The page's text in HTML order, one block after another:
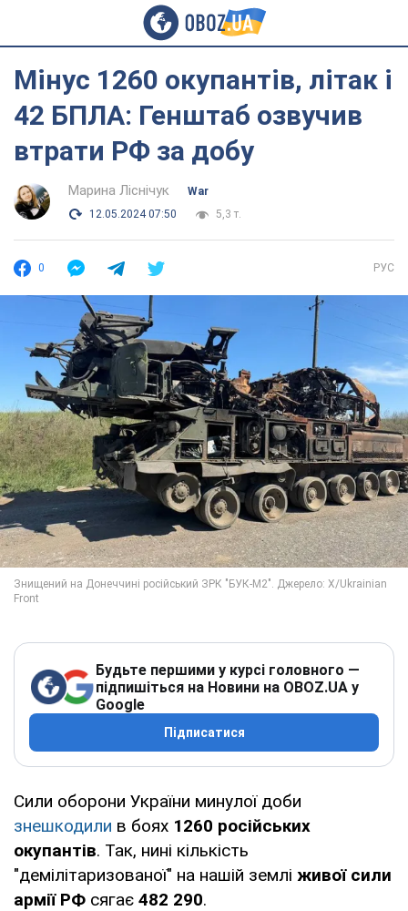
Мінус 1260 окупантів, літак і
42 БПЛА: Генштаб озвучив
втрати РФ за добу
Марина Ліснічук
War
12.05.2024 07:50
5,3 т.
0 РУС
Будьте першими у курсі головного —
підпишіться на Новини на OBOZ.UA у
Google
Підписатися
Сили оборони України минулої доби
знешкодили в боях 1260 російських
окупантів. Так, нині кількість
"демілітаризованої" на нашій землі живої сили
армії РФ сягає 482 290.